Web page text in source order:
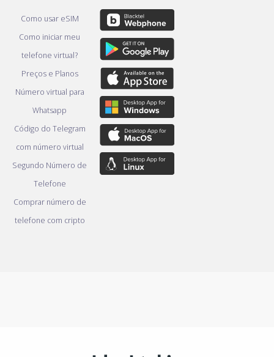
Como usar eSIM
Como iniciar meu
telefone virtual?
Preços e Planos
Número virtual para
Whatsapp
Código do Telegram
com número virtual
Segundo Número de
Telefone
Comprar número de
telefone com cripto